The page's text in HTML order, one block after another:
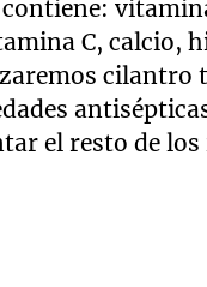
C, calcio,
cilantro
el resto de